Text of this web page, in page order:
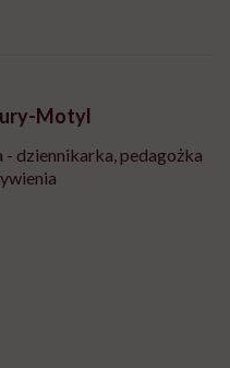
Motyl
- dziennikarka, pedagożka